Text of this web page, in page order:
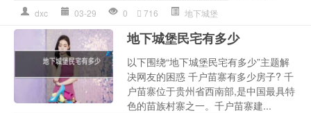
dxc 03-29 0 716 地下城堡
地下城堡民宅有多少
以下围绕“地下城堡民宅有多少”主题解
决网友的困惑 千户苗寨有多少房子? 千
户苗寨位于贵州省西南部,是中国最具特
色的苗族村寨之一。千户苗寨建...